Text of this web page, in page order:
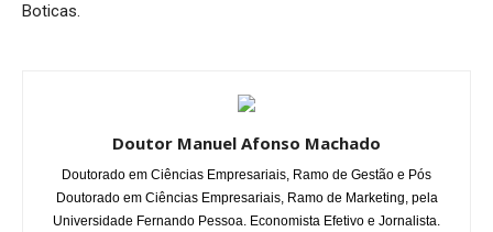
Boticas.
Doutor Manuel Afonso Machado
Doutorado em Ciências Empresariais, Ramo de Gestão e Pós
Doutorado em Ciências Empresariais, Ramo de Marketing, pela
Universidade Fernando Pessoa. Economista Efetivo e Jornalista.